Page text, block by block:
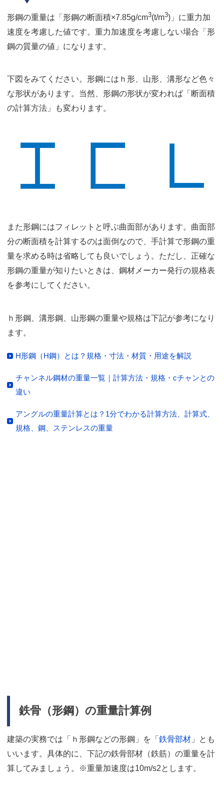
形鋼の重量は「形鋼の断面積×7.85g/cm3(t/m3)」に重力加
速度を考慮した値です。重力加速度を考慮しない場合「形
鋼の質量の値」になります。
下図をみてください。形鋼にはｈ形、山形、溝形など色々
な形状があります。当然、形鋼の形状が変われば「断面積
の計算方法」も変わります。
また形鋼にはフィレットと呼ぶ曲面部があります。曲面部
分の断面積を計算するのは面倒なので、手計算で形鋼の重
量を求める時は省略しても良いでしょう。ただし、正確な
形鋼の重量が知りたいときは、鋼材メーカー発行の規格表
を参考にしてください。
ｈ形鋼、溝形鋼、山形鋼の重量や規格は下記が参考になり
ます。
H形鋼（H鋼）とは？規格・寸法・材質・用途を解説
チャンネル鋼材の重量一覧｜計算方法・規格・cチャンとの
違い
アングルの重量計算とは？1分でわかる計算方法、計算式、
規格、鋼、ステンレスの重量
鉄骨（形鋼）の重量計算例
建築の実務では「ｈ形鋼などの形鋼」を「 鉄骨部材 」とも
いいます。具体的に、下記の鉄骨部材（鉄筋）の重量を計
算してみましょう。※重量加速度は10m/s2とします。